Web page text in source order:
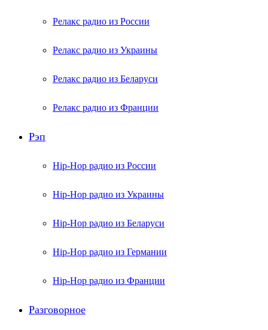
Релакс радио из России
Релакс радио из Украины
Релакс радио из Беларуси
Релакс радио из Франции
Рэп
Hip-Hop радио из России
Hip-Hop радио из Украины
Hip-Hop радио из Беларуси
Hip-Hop радио из Германии
Hip-Hop радио из Франции
Разговорное